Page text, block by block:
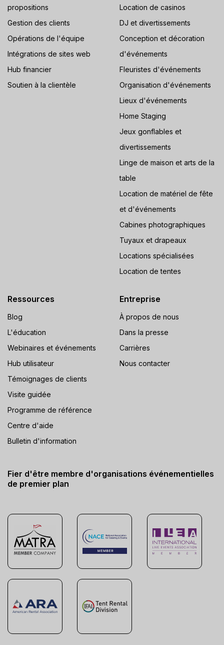
propositions
Gestion des clients
Opérations de l'équipe
Intégrations de sites web
Hub financier
Soutien à la clientèle
Location de casinos
DJ et divertissements
Conception et décoration
d'événements
Fleuristes d'événements
Organisation d'événements
Lieux d'événements
Home Staging
Jeux gonflables et
divertissements
Linge de maison et arts de la
table
Location de matériel de fête
et d'événements
Cabines photographiques
Tuyaux et drapeaux
Locations spécialisées
Location de tentes
Ressources
Blog
L'éducation
Webinaires et événements
Hub utilisateur
Témoignages de clients
Visite guidée
Programme de référence
Centre d'aide
Bulletin d'information
Entreprise
À propos de nous
Dans la presse
Carrières
Nous contacter
Fier d'être membre d'organisations événementielles
de premier plan